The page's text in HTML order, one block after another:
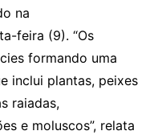
na
feira (9). “Os
formando uma
inclui plantas, peixes
raiadas,
e moluscos”, relata